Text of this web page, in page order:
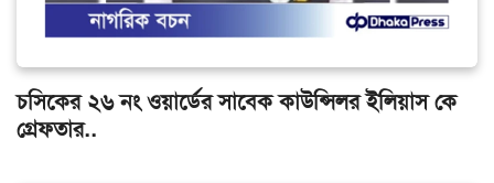
চসিকের ২৬ নং ওয়ার্ডের সাবেক কাউন্সিলর ইলিয়াস কে
গ্রেফতার..